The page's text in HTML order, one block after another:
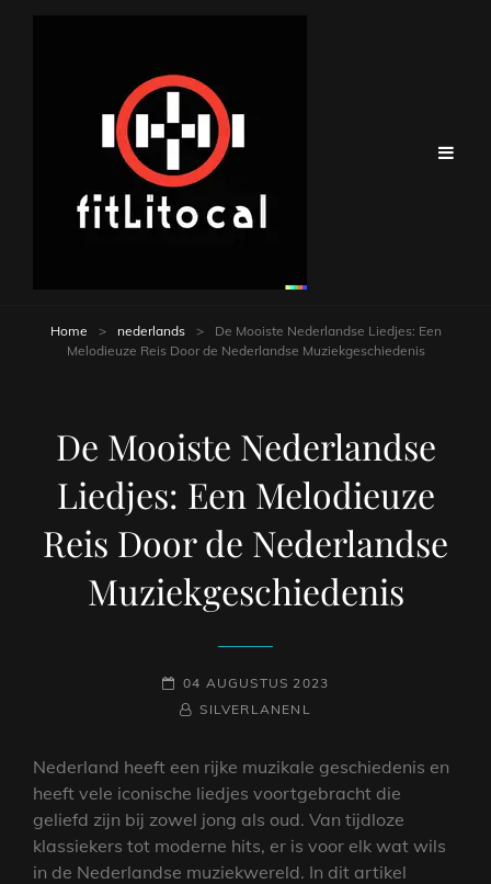
Home > nederlands >
De Mooiste Nederlandse Liedjes: Een
Melodieuze Reis Door de Nederlandse Muziekgeschiedenis
De Mooiste Nederlandse
Liedjes: Een Melodieuze
Reis Door de Nederlandse
Muziekgeschiedenis
GEPLAATST
OP
04 AUGUSTUS 2023
NAAMREGEL
BYLINE
SILVERLANENL
Nederland heeft een rijke muzikale geschiedenis en
heeft vele iconische liedjes voortgebracht die
geliefd zijn bij zowel jong als oud. Van tijdloze
klassiekers tot moderne hits, er is voor elk wat wils
in de Nederlandse muziekwereld. In dit artikel